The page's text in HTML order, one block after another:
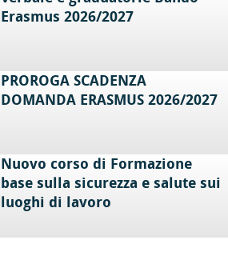
Erasmus 2026/2027
PROROGA SCADENZA
DOMANDA ERASMUS 2026/2027
Nuovo corso di Formazione
base sulla sicurezza e salute sui
luoghi di lavoro